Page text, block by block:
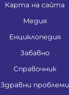
Карта на сайта
Медия
Енциклопедия
Забавно
Справочник
Здравни проблеми